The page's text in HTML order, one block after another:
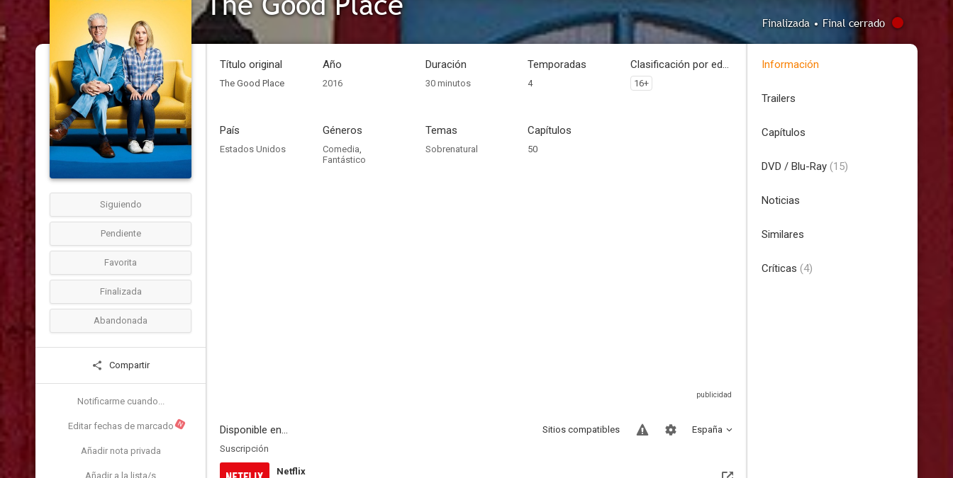
Finalizada • Final cerrado
Siguiendo
Pendiente
Favorita
Finalizada
Abandonada
Compartir
Notificarme cuando...
Editar fechas de marcado N
Añadir nota privada
Añadir a la lista/s
Título original
The Good Place
Año
2016
Duración
30 minutos
Temporadas
4
Clasificación por edades
16+
País
Estados Unidos
Géneros
Comedia,
Fantástico
Temas
Sobrenatural
Capítulos
50
Disponible en... España
Sitios compatibles
Suscripción
Netflix
Información
Trailers
Capítulos
DVD / Blu-Ray (15)
Noticias
Similares
Críticas (4)